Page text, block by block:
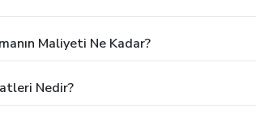
Maliyeti Ne Kadar?
Nedir?